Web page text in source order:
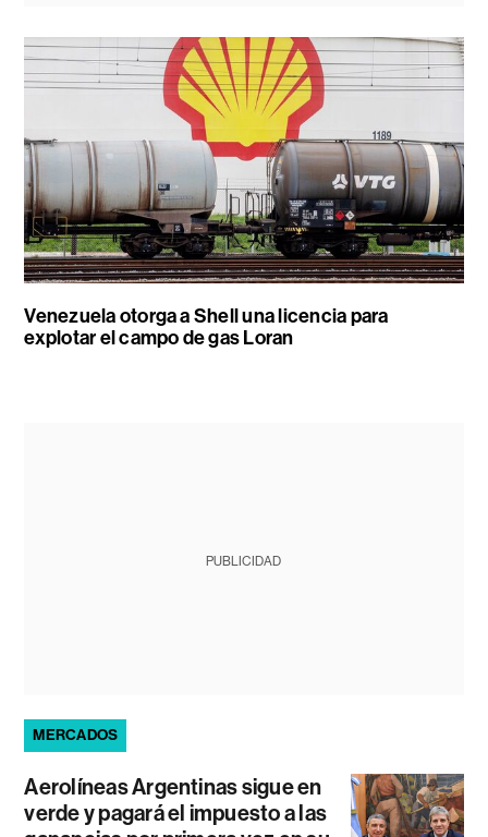
Venezuela otorga a Shell una licencia para
explotar el campo de gas Loran
PUBLICIDAD
MERCADOS
Aerolíneas Argentinas sigue en
verde y pagará el impuesto a las